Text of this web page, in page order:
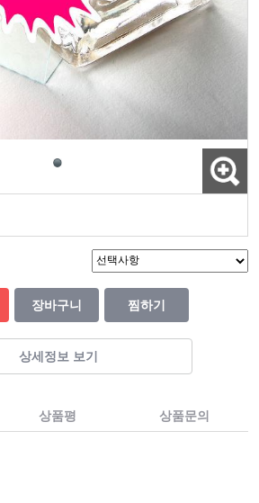
장바구니 찜하기
상세정보 보기
상품평 상품문의